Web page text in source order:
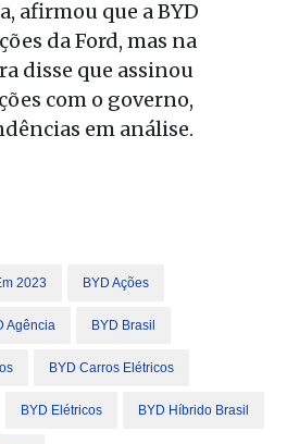
afirmou que a BYD
da Ford, mas na
disse que assinou
com o governo,
em análise.
2023 BYD Ações
Agência BYD Brasil
BYD Carros Elétricos
BYD Elétricos BYD Híbrido Brasil